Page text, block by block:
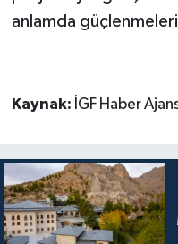
anlamda
Kaynak: İGF Haber